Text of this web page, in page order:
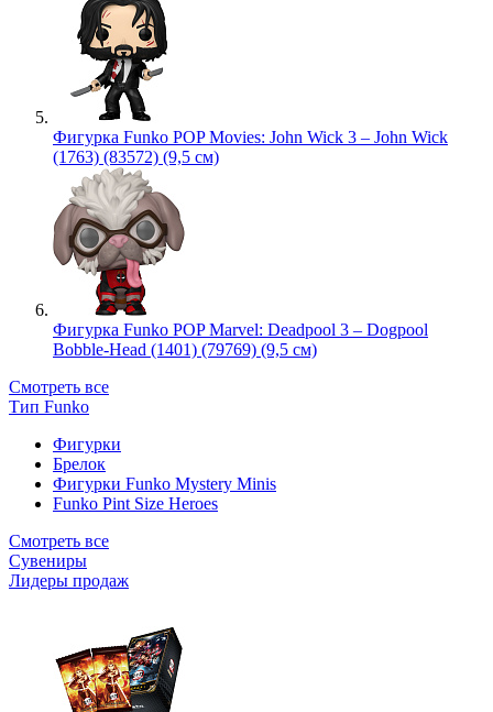
Фигурка Funko POP Movies: John Wick 3 – John Wick
(1763) (83572) (9,5 см)
Фигурка Funko POP Marvel: Deadpool 3 – Dogpool
Bobble-Head (1401) (79769) (9,5 см)
Смотреть все
Тип Funko
Фигурки
Брелок
Фигурки Funko Mystery Minis
Funko Pint Size Heroes
Смотреть все
Сувениры
Лидеры продаж